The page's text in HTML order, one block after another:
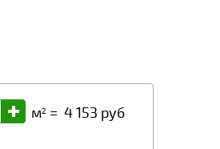
+ м2 = 4 153 руб